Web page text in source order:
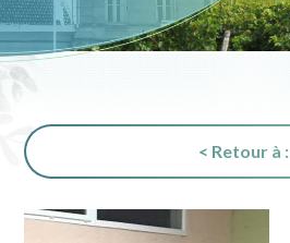
< Retour à :